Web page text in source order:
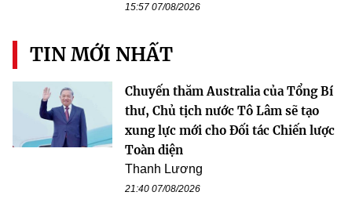
15:57 07/08/2026
TIN MỚI NHẤT
Chuyến thăm Australia của Tổng Bí
thư, Chủ tịch nước Tô Lâm sẽ tạo
xung lực mới cho Đối tác Chiến lược
Toàn diện
Thanh Lương
21:40 07/08/2026